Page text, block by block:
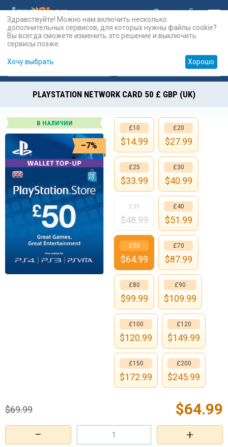
Карты Prepaid
PLAYSTATION NETWORK CARD 50 £ GBP (UK)
В НАЛИЧИИ
–7%
+
−
$64.99
$69.99
£10
$14.99
£20
$27.99
£25
$33.99
£30
$40.99
£35
$48.99
£40
$51.99
£50
$64.99
£70
$87.99
£80
$99.99
£90
$109.99
£100
$120.99
£120
$149.99
£150
$172.99
£200
$245.99
Здравствуйте! Можно нам включить несколько
дополнительных сервисов, для которых нужны файлы cookie?
Вы всегда сможете изменить это решение и выключить
сервисы позже.
Хочу выбрать Хорошо